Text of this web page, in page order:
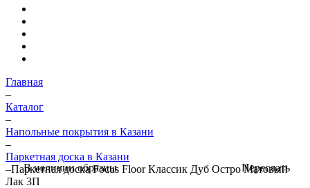
Главная
–
Каталог
–
Напольные покрытия в Казани
–
Паркетная доска в Казани
–Паркетная доска Focus Floor Классик Дуб Остро Матовый
Лак 3П
В наличии образцы Переслать